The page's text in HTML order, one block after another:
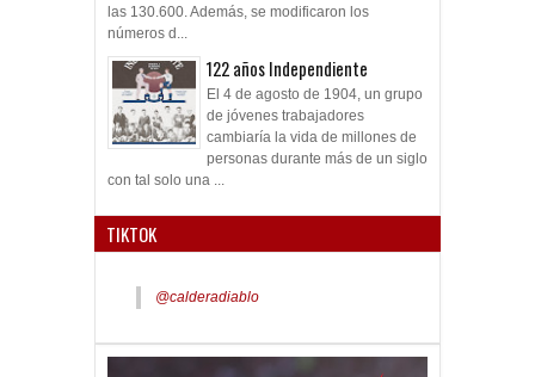
las 130.600. Además, se modificaron los
números d...
122 años Independiente
El 4 de agosto de 1904, un grupo
de jóvenes trabajadores
cambiaría la vida de millones de
personas durante más de un siglo
con tal solo una ...
TIKTOK
@calderadiablo